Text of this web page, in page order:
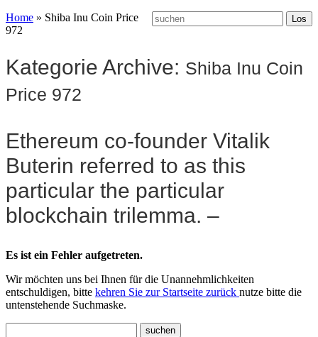
Home » Shiba Inu Coin Price
972
Kategorie Archive: Shiba Inu Coin
Price 972
Ethereum co-founder Vitalik
Buterin referred to as this
particular the particular
blockchain trilemma. –
Es ist ein Fehler aufgetreten.
Wir möchten uns bei Ihnen für die Unannehmlichkeiten
entschuldigen, bitte kehren Sie zur Startseite zurück nutze bitte die
untenstehende Suchmaske.